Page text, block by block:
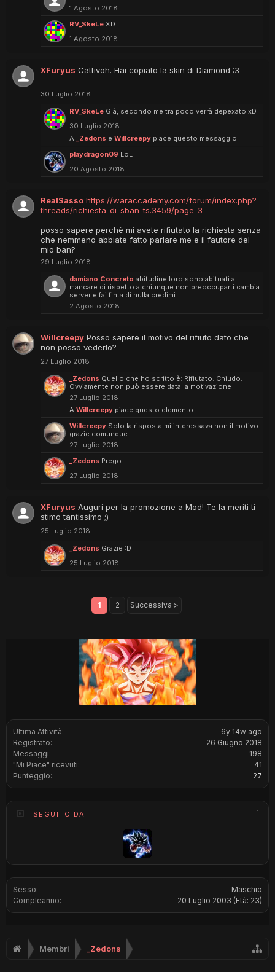
Ultima Attività:
6y 14w ago
Registrato:
26 Giugno 2018
Messaggi:
198
"Mi Piace" ricevuti:
41
Punteggio:
27
SEGUITO DA 1
Sesso:
Maschio
Compleanno:
20 Luglio 2003 (Età: 23)
1 Agosto 2018
RV_SkeLe XD
1 Agosto 2018
XFuryus Cattivoh. Hai copiato la skin di Diamond :3
30 Luglio 2018
RV_SkeLe Già, secondo me tra poco verrà depexato xD
30 Luglio 2018
A
_Zedons e Willcreepy piace questo messaggio.
playdragon09 LoL
20 Agosto 2018
RealSasso https://waraccademy.com/forum/index.php?
threads/richiesta-di-sban-ts.3459/page-3
posso sapere perchè mi avete rifiutato la richiesta senza
che nemmeno abbiate fatto parlare me e il fautore del
mio ban?
29 Luglio 2018
damiano Concreto abitudine loro sono abituati a
mancare di rispetto a chiunque non preoccuparti cambia
server e fai finta di nulla credimi
2 Agosto 2018
Willcreepy Posso sapere il motivo del rifiuto dato che
non posso vederlo?
27 Luglio 2018
_Zedons Quello che ho scritto è: Rifiutato. Chiudo.
Ovviamente non può essere data la motivazione
27 Luglio 2018
A Willcreepy piace questo elemento.
Willcreepy Solo la risposta mi interessava non il motivo
grazie comunque.
27 Luglio 2018
_Zedons Prego.
27 Luglio 2018
XFuryus Auguri per la promozione a Mod! Te la meriti ti
stimo tantissimo ;)
25 Luglio 2018
_Zedons Grazie :D
25 Luglio 2018
1 2 Successiva >
Membri _Zedons